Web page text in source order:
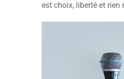
est choix, liberté et rien